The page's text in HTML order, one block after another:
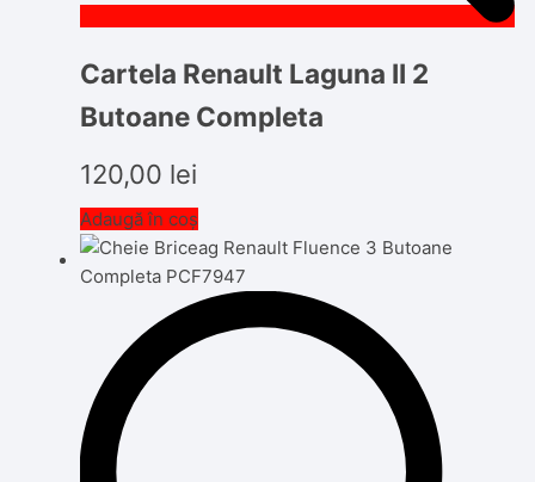
Cartela Renault Laguna II 2
Butoane Completa
120,00 lei
Adaugă în coș